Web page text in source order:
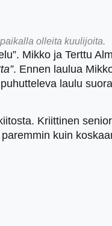
olleita kuulijoita.
Mikko ja Terttu
. Ennen laulua
laulu
Kriittinen
kuin